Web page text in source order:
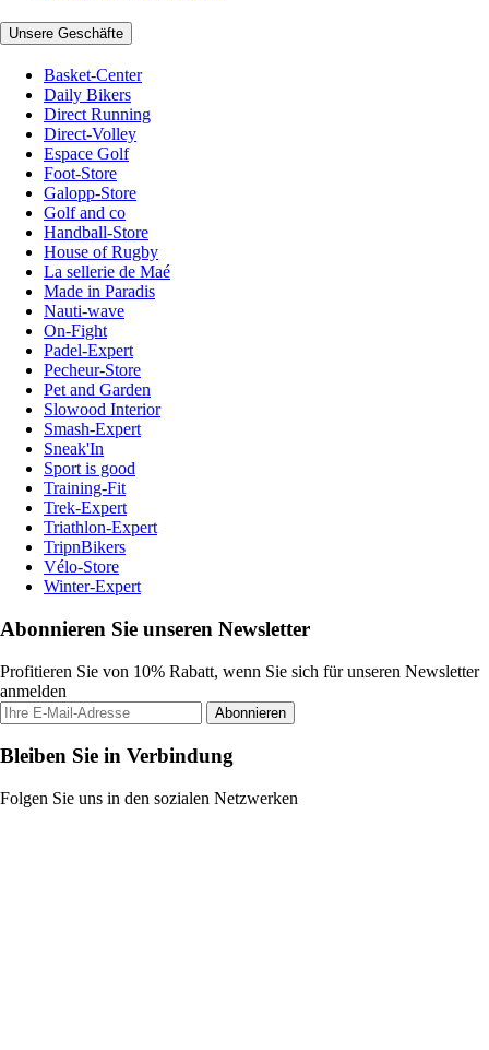
Unsere Geschäfte
Basket-Center
Daily Bikers
Direct Running
Direct-Volley
Espace Golf
Foot-Store
Galopp-Store
Golf and co
Handball-Store
House of Rugby
La sellerie de Maé
Made in Paradis
Nauti-wave
On-Fight
Padel-Expert
Pecheur-Store
Pet and Garden
Slowood Interior
Smash-Expert
Sneak'In
Sport is good
Training-Fit
Trek-Expert
Triathlon-Expert
TripnBikers
Vélo-Store
Winter-Expert
Abonnieren Sie unseren Newsletter
Profitieren Sie von 10% Rabatt, wenn Sie sich für unseren Newsletter
anmelden
Abonnieren
Bleiben Sie in Verbindung
Folgen Sie uns in den sozialen Netzwerken